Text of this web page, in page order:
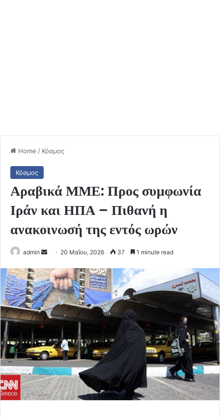
Home / Κόσμος
Κόσμος
Αραβικά ΜΜΕ: Προς συμφωνία
Ιράν και ΗΠΑ – Πιθανή η
ανακοινωσή της εντός ωρών
admin
Send
email
20 Μαΐου, 2026 37 1 minute read